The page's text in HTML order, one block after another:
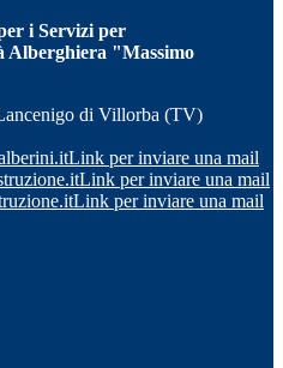
i Servizi per
Alberghiera "Massimo
di Villorba (TV)
Link per inviare una mail
Link per inviare una mail
Link per inviare una mail